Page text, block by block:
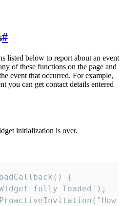
#
listed below to report about an event
of these functions on the page and
event that occurred. For example,
you can get contact details entered
initialization is over.
{
fully loaded');